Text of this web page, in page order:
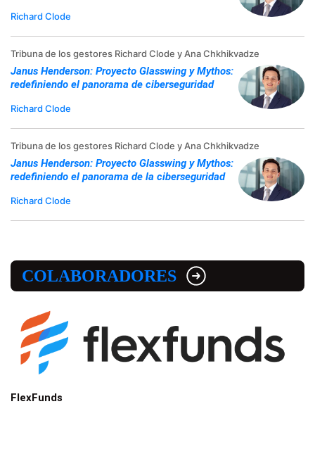
Richard Clode
Tribuna de los gestores Richard Clode y Ana Chkhikvadze
Janus Henderson: Proyecto Glasswing y Mythos:
redefiniendo el panorama de ciberseguridad
Richard Clode
Tribuna de los gestores Richard Clode y Ana Chkhikvadze
Janus Henderson: Proyecto Glasswing y Mythos:
redefiniendo el panorama de la ciberseguridad
Richard Clode
COLABORADORES
FlexFunds